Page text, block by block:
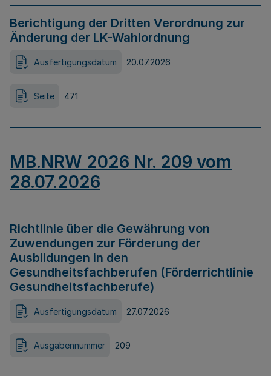
Berichtigung der Dritten Verordnung zur
Änderung der LK-Wahlordnung
Ausfertigungsdatum 20.07.2026
Seite 471
MB.NRW 2026 Nr. 209 vom
28.07.2026
Richtlinie über die Gewährung von
Zuwendungen zur Förderung der
Ausbildungen in den
Gesundheitsfachberufen (Förderrichtlinie
Gesundheitsfachberufe)
Ausfertigungsdatum 27.07.2026
Ausgabennummer 209